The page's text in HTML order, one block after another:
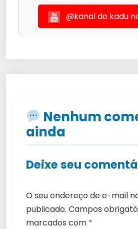
@kanal do kadu
Nenhum
ainda
Deixe seu
O seu endereço de e-mail
publicado. Campos
marcados com *